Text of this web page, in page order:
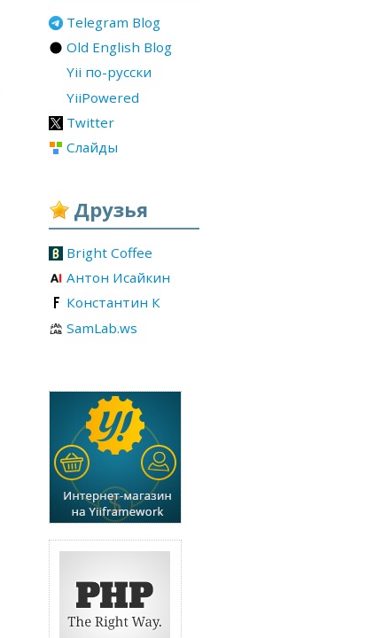
Telegram Blog
Old English Blog
Yii по-русски
YiiPowered
Twitter
Слайды
Друзья
Bright Coffee
Антон Исайкин
Константин К
SamLab.ws